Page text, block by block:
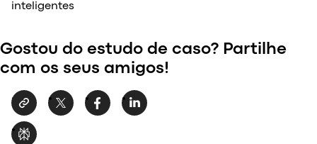
inteligentes
Gostou do estudo de caso? Partilhe
com os seus amigos!